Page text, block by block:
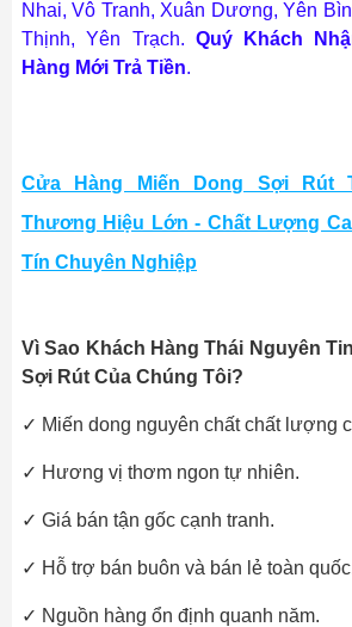
Nhai, Vô Tranh, Xuân Dương, Yên
Thịnh, Yên Trạch. Quý Khách
Hàng Mới Trả Tiền.
Cửa Hàng Miến Dong Sợi Rút
Thương Hiệu Lớn - Chất Lượng
Tín Chuyên Nghiệp
Vì Sao Khách Hàng Thái Nguyên
Sợi Rút Của Chúng Tôi?
✓ Miến dong nguyên chất chất lượng
✓ Hương vị thơm ngon tự nhiên.
✓ Giá bán tận gốc cạnh tranh.
✓ Hỗ trợ bán buôn và bán lẻ toàn
✓ Nguồn hàng ổn định quanh năm.